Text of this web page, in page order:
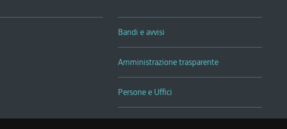
Bandi e avvisi
Amministrazione trasparente
Persone e Uffici
Sala Tiziano Tessitori